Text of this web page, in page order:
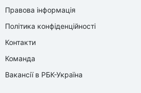
Правова інформація
Політика конфіденційності
Контакти
Команда
Вакансії в РБК-Україна